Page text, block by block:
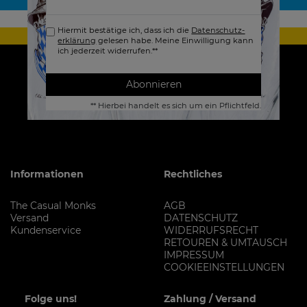
Honig
Hiermit bestätige ich, dass ich die Daten­schutz­
erklärung gelesen habe. Meine Einwilligung kann
ich jederzeit widerrufen.**
Abonnieren
** Hierbei handelt es sich um ein Pflichtfeld.
Informationen
The Casual Monks
Versand
Kundenservice
Rechtliches
AGB
DATENSCHUTZ
WIDERRUFSRECHT
RETOUREN & UMTAUSCH
IMPRESSUM
COOKIEEINSTELLUNGEN
Folge uns! Zahlung / Versand